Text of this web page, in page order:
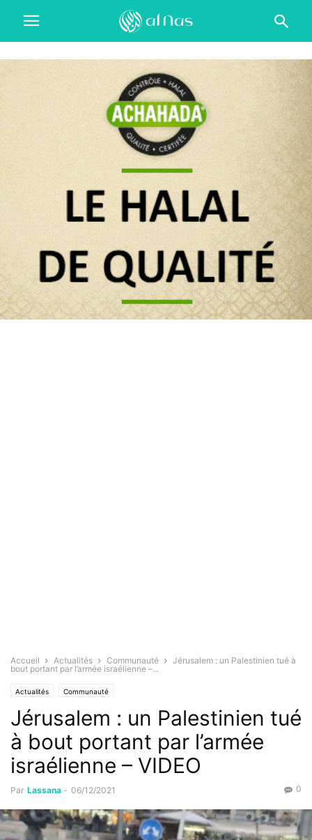
Accueil Actualités Communauté
Jérusalem : un Palestinien tué à
bout portant par l’armée israélienne –...
Actualités Communauté
Jérusalem : un Palestinien tué
à bout portant par l’armée
israélienne – VIDEO
Par Lassana - 06/12/2021 0